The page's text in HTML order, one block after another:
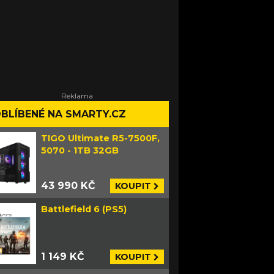
NA SMARTY.CZ
TIGO Ultimate R5-7500F,
5070 - 1TB 32GB
43 990 KČ KOUPIT
Battlefield 6 (PS5)
1 149 KČ KOUPIT